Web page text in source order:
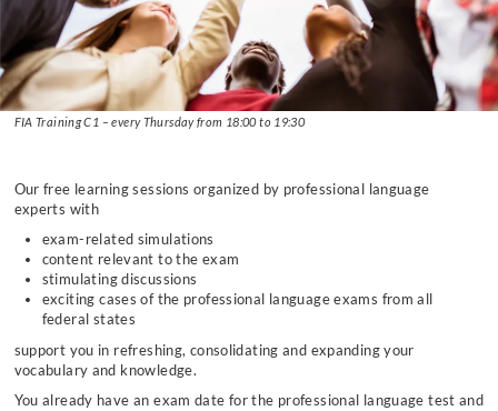
FIA
Thursday
from
18:00
19:30
FIA Training C1 – every Thursday from 18:00 to 19:30
Our free learning sessions organized by professional language
experts with
exam-related simulations
content relevant to the exam
stimulating discussions
exciting cases of the professional language exams from all
federal states
support you in refreshing, consolidating and expanding your
vocabulary and knowledge.
You already have an exam date for the professional language test and